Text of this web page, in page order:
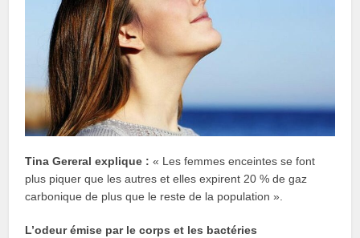
Tina Gereral explique : « Les femmes enceintes se font
plus piquer que les autres et elles expirent 20 % de gaz
carbonique de plus que le reste de la population ».
L’odeur émise par le corps et les bactéries